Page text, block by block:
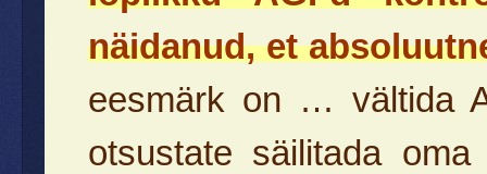
näidanud, et
eesmärk on … vältida
otsustate säilitada